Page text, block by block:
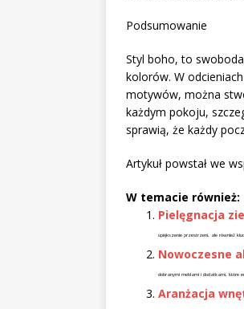
Podsumowanie
Styl boho, to
kolorów. W
motywów, można
każdym pokoju,
sprawią, że każdy
Artykuł powstał we
W temacie również:
Pielęgnacja
upiększenie przestrzeni, ale również
Nowoczesne
dobranymi meblami i dodatkami, które
Aranżacja